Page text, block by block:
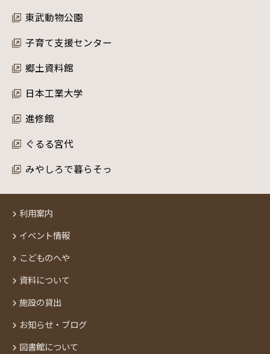
東武動物公園
子育て支援センター
郷土資料館
日本工業大学
進修館
ぐるる宮代
みやしろで暮らそっ
利用案内
イベント情報
こどものへや
資料について
施設の貸出
お知らせ・ブログ
図書館について